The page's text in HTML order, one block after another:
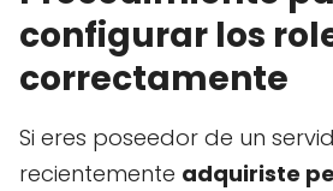
configurar los
correctamente
Si eres poseedor de un
recientemente adquiriste